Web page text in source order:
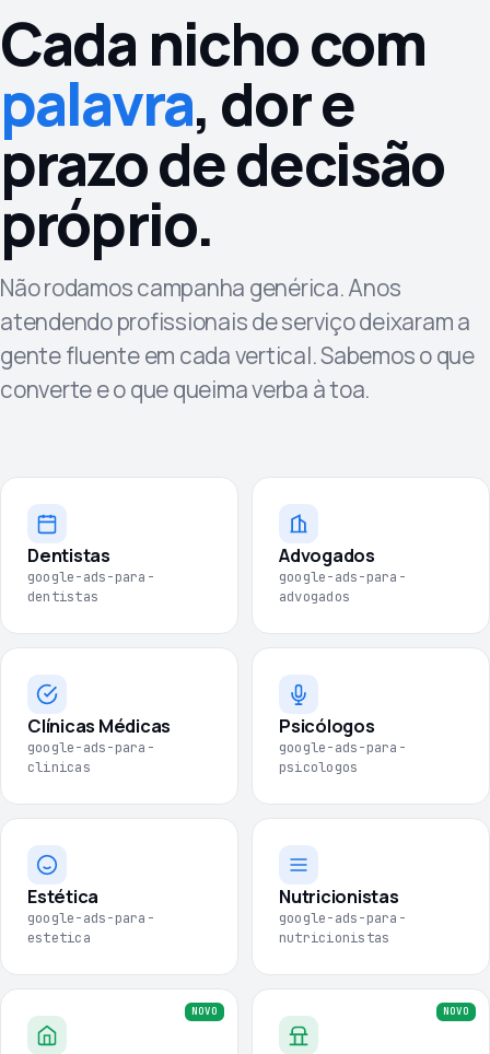
Cada nicho com
palavra, dor e
prazo de decisão
próprio.
Não rodamos campanha genérica. Anos
atendendo profissionais de serviço deixaram a
gente fluente em cada vertical. Sabemos o que
converte e o que queima verba à toa.
Dentistas
google-ads-para-
dentistas
Advogados
google-ads-para-
advogados
Clínicas Médicas
google-ads-para-
clinicas
Psicólogos
google-ads-para-
psicologos
Estética
google-ads-para-
estetica
Nutricionistas
google-ads-para-
nutricionistas